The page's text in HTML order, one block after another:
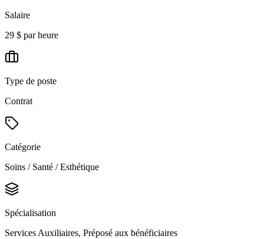
Salaire
29 $ par heure
Type de poste
Contrat
Catégorie
Soins / Santé / Esthétique
Spécialisation
Services Auxiliaires, Préposé aux bénéficiaires